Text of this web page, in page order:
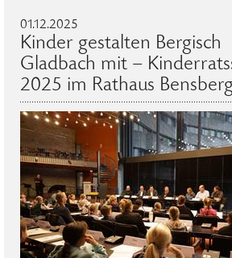
01.12.2025
Kinder gestalten Bergisch
Gladbach mit –
2025 im Rathaus